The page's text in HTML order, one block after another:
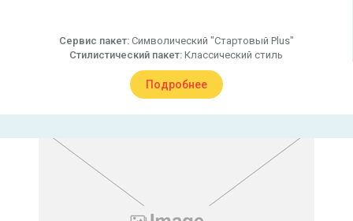
Сервис пакет: Символический "Стартовый Plus"
Стилистический пакет: Классический стиль
Подробнее